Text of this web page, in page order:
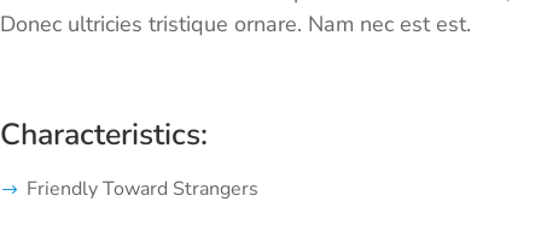
Donec ultricies tristique ornare. Nam nec est est.
Characteristics:
Friendly Toward Strangers